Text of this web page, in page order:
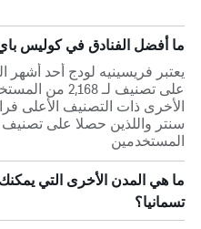
ما أفضل الفنادق في كوليس
يعتبر فريسينيه لودج أحد
الأخرى ذات التصنيف الأعلى
المستخدمين
ما هي المدن الأخرى التي يمكنك
تسمانيا؟